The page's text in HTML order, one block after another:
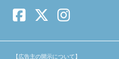
【広告主の開示について】